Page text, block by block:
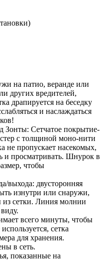
на патио, веранде или
других вредителей,
драпируется на беседку
и наслаждаться
Зонты: Сетчатое покрытие-
с толщиной моно-нити
не пропускает насекомых,
и просматривать. Шнурок в
чтобы
выхода: двусторонняя
изнутри или снаружи,
из сетки. Линия молнии
всего минуты, чтобы
сетка
для хранения.
в сеть.
показанные на